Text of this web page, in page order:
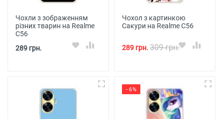
Чохли з зображенням
різних тварин на Realme
C56
289 грн.
Чохол з картинкою
Сакури на Realme C56
289 грн. 309 грн.
- 6%